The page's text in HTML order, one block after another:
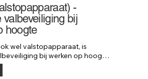
-
valbeveiliging bij
hoogte
wel valstopapparaat, is
bij werken op hoogte.
val direct, vergelijkbaar met
zodat ernstig letsel wordt